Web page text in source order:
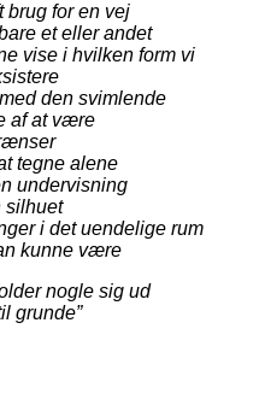
brug for en vej
et eller andet
vise i hvilken form vi
den svimlende
af at være
tegne alene
undervisning
silhuet
i det uendelige rum
kunne være
nogle sig ud
grunde”